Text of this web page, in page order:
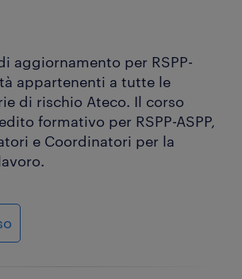
aggiornamento per RSPP-
appartenenti a tutte le
di rischio Ateco. Il corso
formativo per RSPP-ASPP,
e Coordinatori per la